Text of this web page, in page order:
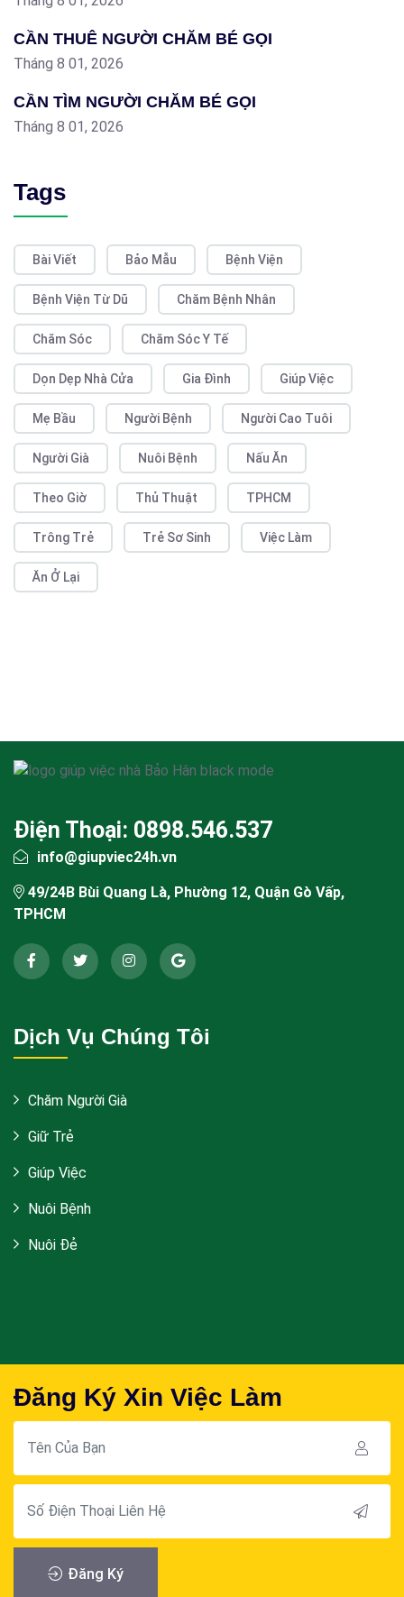
CẦN THUÊ NGƯỜI CHĂM BÉ GỌI
Tháng 8 01, 2026
CẦN TÌM NGƯỜI CHĂM BÉ GỌI
Tháng 8 01, 2026
Tags
Bài Viết Bảo Mẫu Bệnh Viện
Bệnh Viện Từ Dũ Chăm Bệnh Nhân
Chăm Sóc Chăm Sóc Y Tế
Dọn Dẹp Nhà Cửa Gia Đình Giúp Việc
Mẹ Bầu Người Bệnh Người Cao Tuôi
Người Già Nuôi Bệnh Nấu Ăn
Theo Giờ Thủ Thuật TPHCM
Trông Trẻ Trẻ Sơ Sinh Việc Làm
Ăn Ở Lại
Điện Thoại: 0898.546.537
info@giupviec24h.vn
49/24B Bùi Quang Là, Phường 12, Quận Gò Vấp,
TPHCM
Dịch Vụ Chúng Tôi
Chăm Người Già
Giữ Trẻ
Giúp Việc
Nuôi Bệnh
Nuôi Đẻ
Đăng Ký Xin Việc Làm
Đăng Ký